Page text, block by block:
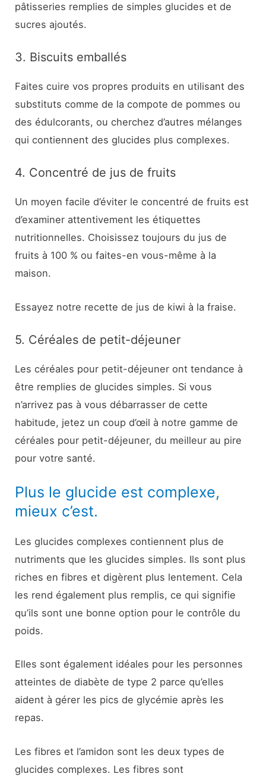
pâtisseries remplies de simples glucides et de
sucres ajoutés.
3. Biscuits emballés
Faites cuire vos propres produits en utilisant des
substituts comme de la compote de pommes ou
des édulcorants, ou cherchez d’autres mélanges
qui contiennent des glucides plus complexes.
4. Concentré de jus de fruits
Un moyen facile d’éviter le concentré de fruits est
d’examiner attentivement les étiquettes
nutritionnelles. Choisissez toujours du jus de
fruits à 100 % ou faites-en vous-même à la
maison.
Essayez notre recette de jus de kiwi à la fraise.
5. Céréales de petit-déjeuner
Les céréales pour petit-déjeuner ont tendance à
être remplies de glucides simples. Si vous
n’arrivez pas à vous débarrasser de cette
habitude, jetez un coup d’œil à notre gamme de
céréales pour petit-déjeuner, du meilleur au pire
pour votre santé.
Plus le glucide est complexe,
mieux c’est.
Les glucides complexes contiennent plus de
nutriments que les glucides simples. Ils sont plus
riches en fibres et digèrent plus lentement. Cela
les rend également plus remplis, ce qui signifie
qu’ils sont une bonne option pour le contrôle du
poids.
Elles sont également idéales pour les personnes
atteintes de diabète de type 2 parce qu’elles
aident à gérer les pics de glycémie après les
repas.
Les fibres et l’amidon sont les deux types de
glucides complexes. Les fibres sont